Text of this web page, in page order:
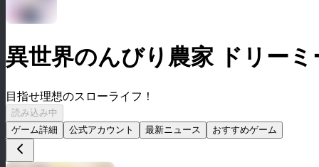
異世界のんびり農家 ドリー
目指せ理想のスローライフ！
読み込み中
ゲーム詳細
公式アカウント 最新ニュース おすすめゲーム